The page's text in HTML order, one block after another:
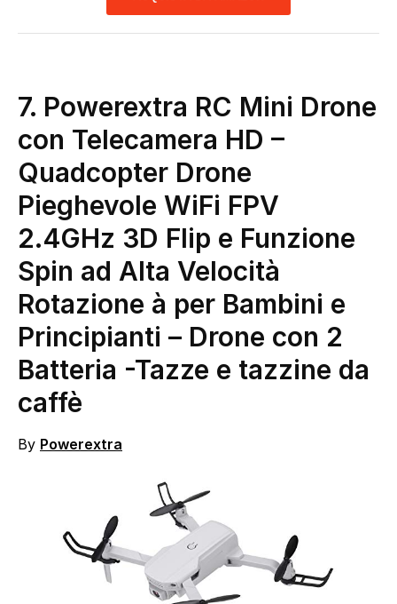
7. Powerextra RC Mini Drone
con Telecamera HD –
Quadcopter Drone
Pieghevole WiFi FPV
2.4GHz 3D Flip e Funzione
Spin ad Alta Velocità
Rotazione à per Bambini e
Principianti – Drone con 2
Batteria -Tazze e tazzine da
caffè
By Powerextra